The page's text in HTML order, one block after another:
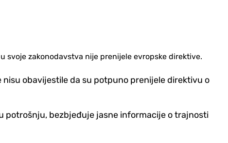
svoje zakonodavstva nije prenijele evropske direktive.
obavijestile da su potpuno prenijele direktivu o
potrošnju, bezbjeđuje jasne informacije o trajnosti